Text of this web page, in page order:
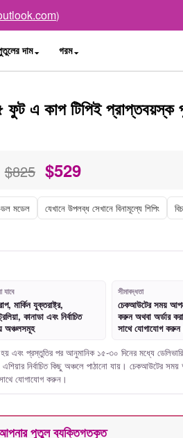
)
দাম গরম
এ কাপ টিপিই প্রাপ্তবয়স্ক
$825 $529
মডেল যেখানে উপলব্ধ সেখানে বিনামূল্যে শিপিং
যাবে
মার্কিন যুক্তরাষ্ট্র,
কানাডা এবং নির্বাচিত
অঞ্চলসমূহ
সীমাবদ্ধতা
চেকআউটের সময়
করুন অথবা অর্ডার
সাথে যোগাযোগ
হয় এবং প্রস্তুতির পর আনুমানিক ১৫-৩০ দিনের মধ্যে
নির্বাচিত কিছু অঞ্চলে পাঠানো যায়। চেকআউটের
যোগাযোগ করুন।
আপনার পুতুল ব্যক্তিগতকৃত